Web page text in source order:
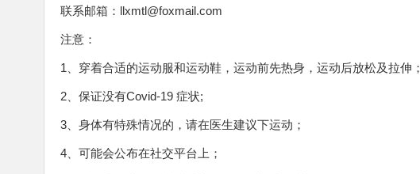
联系邮箱：llxmtl@foxmail.com
注意：
1、穿着合适的运动服和运动鞋，运动前先热身，运动后放松及拉伸；
2、保证没有Covid-19 症状;
3、身体有特殊情况的，请在医生建议下运动；
4、可能会公布在社交平台上；